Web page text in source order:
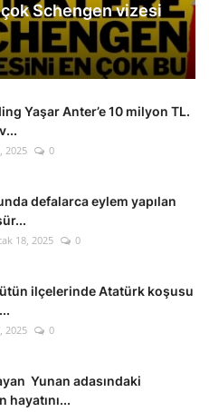
Schengen vizesi
Yaşar Anter’e 10 milyon TL.
2025 0
defalarca eylem yapılan
18, 2025 0
ilçelerinde Atatürk koşusu
2025 0
Yunan adasındaki
hayatını...